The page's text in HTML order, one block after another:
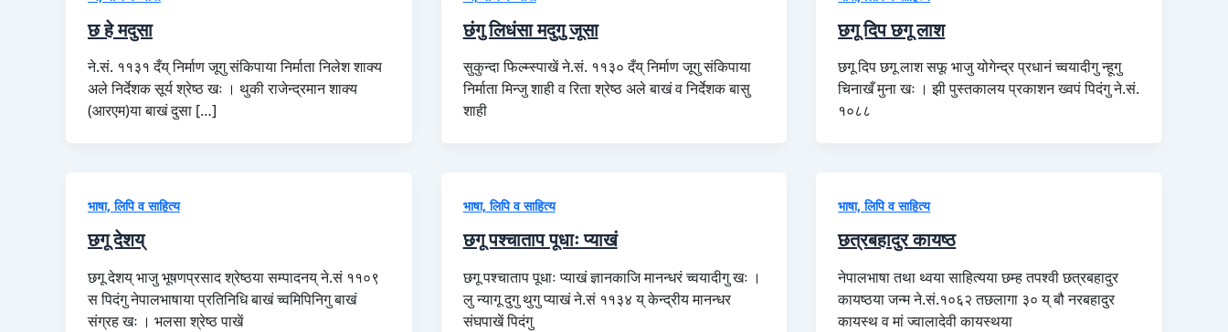
छ हे मदुसा
ने.सं. ११३१ दँय्‌ निर्माण जूगु संकिपाया निर्माता निलेश शाक्य
अले निर्देशक सूर्य श्रेष्ठ खः । थुकी राजेन्द्रमान शाक्य
(आरएम)या बाखं दुसा […]
छंगु लिधंसा मदुगु जूसा
सुकुन्दा फिल्म्स्पाखें ने.सं. ११३० दँय्‌ निर्माण जूगु संकिपाया
निर्माता मिन्जु शाही व रिता श्रेष्ठ अले बाखं व निर्देशक बासु
शाही
छगू दिप छगू लाश
छगू दिप छगू लाश सफू भाजु योगेन्द्र प्रधानं च्वयादीगु न्हूगु
चिनाखँ मुना खः । झी पुस्तकालय प्रकाशन ख्वपं पिदंगु ने.सं.
१०८८
भाषा, लिपि व साहित्य
छगू देशय्
छगू देशय् भाजु भूषणप्रसाद श्रेष्ठया सम्पादनय् ने.सं ११०९
स पिदंगु नेपालभाषाया प्रतिनिधि बाखं च्वमिपिनिगु बाखं
संग्रह खः । भलसा श्रेष्ठ पाखें
भाषा, लिपि व साहित्य
छगू पश्चाताप पूधाः प्याखं
छगू पश्चाताप पूधाः प्याखं ज्ञानकाजि मानन्धरं च्वयादीगु खः ।
लु न्यागू दुगु थुगु प्याखं ने.सं ११३४ य् केन्द्रीय मानन्धर
संघपाखें पिदंगु
भाषा, लिपि व साहित्य
छत्रबहादुर कायष्ठ
नेपालभाषा तथा थ्वया साहित्यया छम्ह तपश्वी छत्रबहादुर
कायष्ठया जन्म ने.सं.१०६२ तछलागा ३० य् बौ नरबहादुर
कायस्थ व मां ज्वालादेवी कायस्थया